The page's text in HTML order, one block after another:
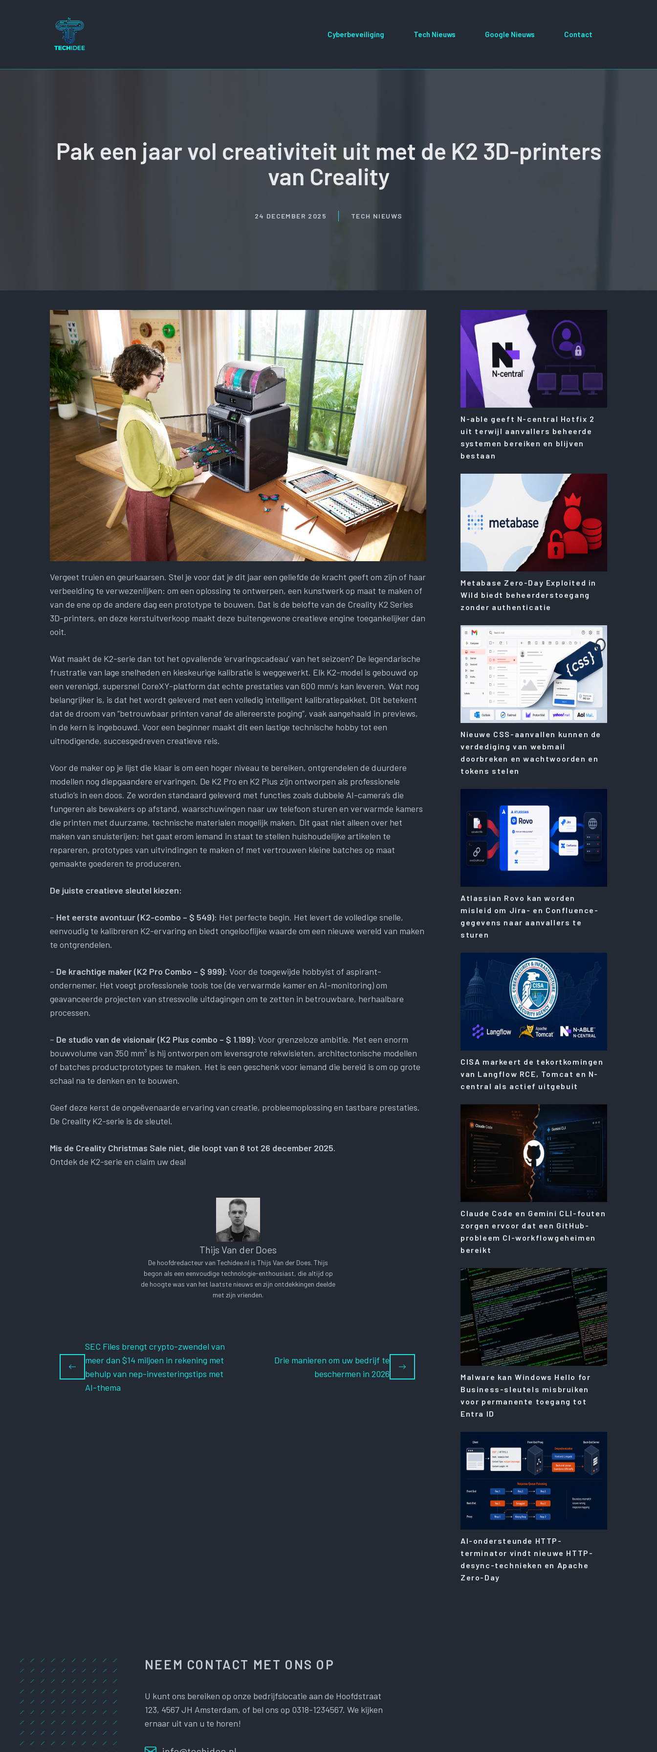
Cyberbeveiliging Tech Nieuws Google Nieuws Contact
Pak een jaar vol creativiteit uit met de K2 3D-printers
van Creality
24 DECEMBER 2025 TECH NIEUWS
Vergeet truien en geurkaarsen. Stel je voor dat je dit jaar een geliefde de kracht geeft om zijn of haar
verbeelding te verwezenlijken: om een ​​oplossing te ontwerpen, een kunstwerk op maat te maken of
van de ene op de andere dag een prototype te bouwen. Dat is de belofte van de Creality K2 Series
3D-printers, en deze kerstuitverkoop maakt deze buitengewone creatieve engine toegankelijker dan
ooit.
Wat maakt de K2-serie dan tot het opvallende ‘ervaringscadeau’ van het seizoen? De legendarische
frustratie van lage snelheden en kieskeurige kalibratie is weggewerkt. Elk K2-model is gebouwd op
een verenigd, supersnel CoreXY-platform dat echte prestaties van 600 mm/s kan leveren. Wat nog
belangrijker is, is dat het wordt geleverd met een volledig intelligent kalibratiepakket. Dit betekent
dat de droom van “betrouwbaar printen vanaf de allereerste poging”, vaak aangehaald in previews,
in de kern is ingebouwd. Voor een beginner maakt dit een lastige technische hobby tot een
uitnodigende, succesgedreven creatieve reis.
Voor de maker op je lijst die klaar is om een ​​hoger niveau te bereiken, ontgrendelen de duurdere
modellen nog diepgaandere ervaringen. De K2 Pro en K2 Plus zijn ontworpen als professionele
studio’s in een doos. Ze worden standaard geleverd met functies zoals dubbele AI-camera’s die
fungeren als bewakers op afstand, waarschuwingen naar uw telefoon sturen en verwarmde kamers
die printen met duurzame, technische materialen mogelijk maken. Dit gaat niet alleen over het
maken van snuisterijen; het gaat erom iemand in staat te stellen huishoudelijke artikelen te
repareren, prototypes van uitvindingen te maken of met vertrouwen kleine batches op maat
gemaakte goederen te produceren.
De juiste creatieve sleutel kiezen:
– Het eerste avontuur (K2-combo – $ 549): Het perfecte begin. Het levert de volledige snelle,
eenvoudig te kalibreren K2-ervaring en biedt ongelooflijke waarde om een ​​nieuwe wereld van maken
te ontgrendelen.
– De krachtige maker (K2 Pro Combo – $ 999): Voor de toegewijde hobbyist of aspirant-
ondernemer. Het voegt professionele tools toe (de verwarmde kamer en AI-monitoring) om
geavanceerde projecten van stressvolle uitdagingen om te zetten in betrouwbare, herhaalbare
processen.
– De studio van de visionair (K2 Plus combo – $ 1.199): Voor grenzeloze ambitie. Met een enorm
bouwvolume van 350 mm³ is hij ontworpen om levensgrote rekwisieten, architectonische modellen
of batches productprototypes te maken. Het is een geschenk voor iemand die bereid is om op grote
schaal na te denken en te bouwen.
Geef deze kerst de ongeëvenaarde ervaring van creatie, probleemoplossing en tastbare prestaties.
De Creality K2-serie is de sleutel.
Mis de Creality Christmas Sale niet, die loopt van 8 tot 26 december 2025.
Ontdek de K2-serie en claim uw deal
Thijs Van der Does
De hoofdredacteur van Techidee.nl is Thijs Van der Does. Thijs
begon als een eenvoudige technologie-enthousiast, die altijd op
de hoogte was van het laatste nieuws en zijn ontdekkingen deelde
met zijn vrienden.
SEC Files brengt crypto-zwendel van
meer dan $14 miljoen in rekening met
behulp van nep-investeringstips met
AI-thema
Drie manieren om uw bedrijf te
beschermen in 2026
N-able geeft N-central Hotfix 2
uit terwijl aanvallers beheerde
systemen bereiken en blijven
bestaan
Metabase Zero-Day Exploited in
Wild biedt beheerderstoegang
zonder authenticatie
Nieuwe CSS-aanvallen kunnen de
verdediging van webmail
doorbreken en wachtwoorden en
tokens stelen
Atlassian Rovo kan worden
misleid om Jira- en Confluence-
gegevens naar aanvallers te
sturen
CISA markeert de tekortkomingen
van Langflow RCE, Tomcat en N-
central als actief uitgebuit
Claude Code en Gemini CLI-fouten
zorgen ervoor dat een GitHub-
probleem CI-workflowgeheimen
bereikt
Malware kan Windows Hello for
Business-sleutels misbruiken
voor permanente toegang tot
Entra ID
AI-ondersteunde HTTP-
terminator vindt nieuwe HTTP-
desync-technieken en Apache
Zero-Day
NEEM CONTACT MET ONS OP
U kunt ons bereiken op onze bedrijfslocatie aan de Hoofdstraat
123, 4567 JH Amsterdam, of bel ons op 0318-1234567. We kijken
ernaar uit van u te horen!